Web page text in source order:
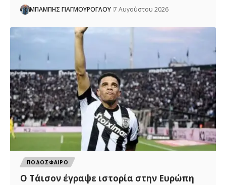
ΜΠΑΜΠΗΣ ΓΙΑΓΜΟΥΡΟΓΛΟΥ 7 Αυγούστου 2026
ΠΟΔΟΣΦΑΙΡΟ
Ο Τάισον έγραψε ιστορία στην Ευρώπη